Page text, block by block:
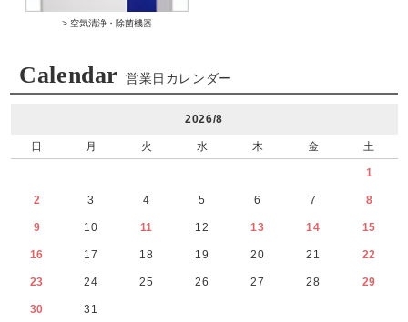
> 空気清浄・除菌機器
Calendar 営業日カレンダー
2026/8
日 月 火 水 木 金 土
1
2 3 4 5 6 7 8
9 10 11 12 13 14 15
16 17 18 19 20 21 22
23 24 25 26 27 28 29
30 31